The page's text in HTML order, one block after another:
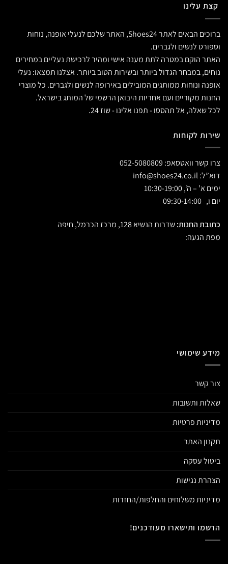
קצת עלינו
ברוכים הבאים לאתר Shoes24, האתר שלכם לנעלי אופנה, נוחות
וספורט לנשים ולגברים.
האתר הוקם במטרה לתת מענה אישי ומהיר לרכישת נעליים במחירים
נוחים, במבחר הגדול ביותר ובשירות הטוב ביותר. אצלנו תמצאו: נעלי
אופנה ונוחות ממותגים המובילים באירופה לנשים ולגברים. כל מוצרי
החנות מקוריים ועם אחריות היבואן הרשמי של המותג בישראל.
לכל שאלה, אל תהססו - תפנו אלינו - שוז 24.
שירות לקוחות
צרו קשר וואטסאפ: 052-5080809
דוא”ל:
ימים א’ – ה’, 10:30-19:00
יום ו, 09:30-14:00
כתובת החנות:שדרות הנשיא 128, מרכז הכרמל, חיפה
מפת הגעה:
מידע שימושי
צור קשר
שאלות ותשובות
מדיניות פרטיות
תקנון האתר
ביטול עסקה
הצהרת נגישות
מדיניות משלוחים והחלפות/החזרות
הרשמו ותישארו מעודכנים!